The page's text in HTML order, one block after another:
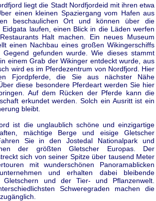
liegt die Stadt Nordfjordeid mit ihren etwa
einen kleinen Spaziergang vom Hafen aus
beschaulichen Ort und können über die
Eidgata laufen, einen Blick in die Läden werfen
Halt machen. Ein neues Museum
einen Nachbau eines großen Wikingerschiffs
gefunden wurde. Wie dieses stammt
einem Grab der Wikinger entdeckt wurde, aus
wird es im Pferdezentrum von Nordfjord. Hier
Fjordpferde, die Sie aus nächster Nähe
diese besondere Pferdeart werden Sie hier
Auf dem Rücken der Pferde kann die
erkundet werden. Solch ein Ausritt ist ein
bleibt.
ist die unglaublich schöne und einzigartige
mächtige Berge und eisige Gletscher
Sie in den Jostedal Nationalpark und
der größten Gletscher Europas. Der
sich von seiner Spitze über tausend Meter
mit wunderschönen Panoramablicken
und erhalten dabei bleibende
und der Tier- und Pflanzenwelt.
Schweregraden machen die